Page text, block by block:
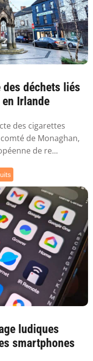
des déchets liés
Irlande
des cigarettes
de Monaghan,
de re...
ludiques
smartphones